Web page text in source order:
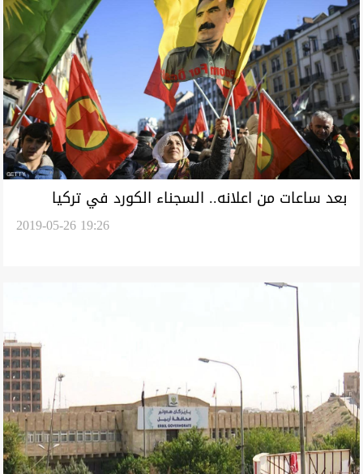
بعد ساعات من اعلانه.. السجناء الكورد في تركيا
2019-05-26 19:26